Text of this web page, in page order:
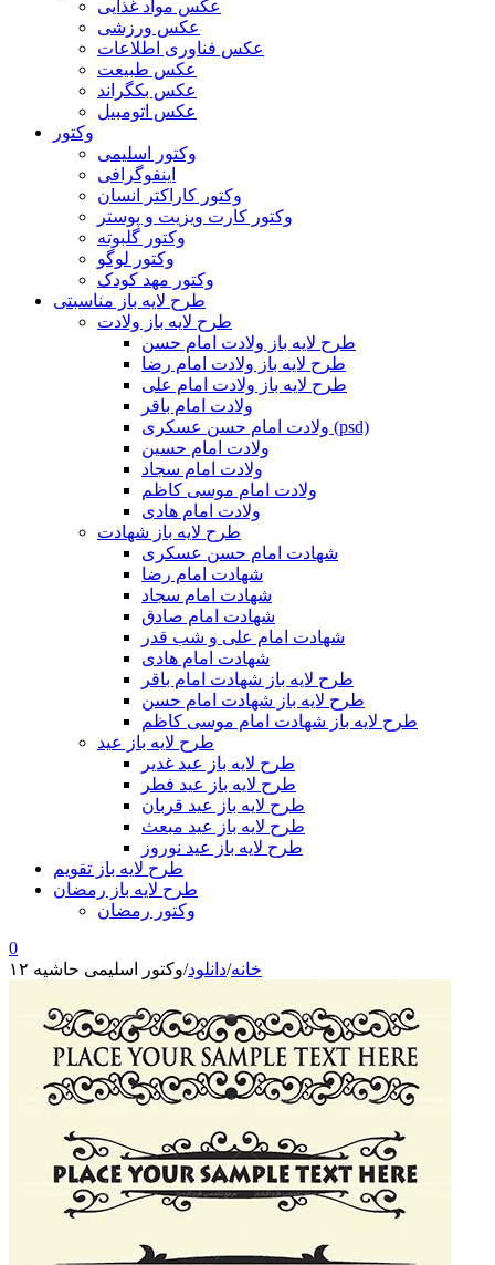
عکس مواد غذایی
عکس ورزشی
عکس فناوری اطلاعات
عکس طبیعت
عکس بکگراند
عکس اتومبیل
وکتور
وکتور اسلیمی
اینفوگرافی
وکتور کاراکتر انسان
وکتور کارت ویزیت و پوستر
وکتور گلبوته
وکتور لوگو
وکتور مهد کودک
طرح لایه باز مناسبتی
طرح لایه باز ولادت
طرح لایه باز ولادت امام حسن
طرح لایه باز ولادت امام رضا
طرح لایه باز ولادت امام علی
ولادت امام باقر
ولادت امام حسن عسکری (psd)
ولادت امام حسین
ولادت امام سجاد
ولادت امام موسی کاظم
ولادت امام هادی
طرح لایه باز شهادت
شهادت امام حسن عسکری
شهادت امام رضا
شهادت امام سجاد
شهادت امام صادق
شهادت امام علی و شب قدر
شهادت امام هادی
طرح لایه باز شهادت امام باقر
طرح لایه باز شهادت امام حسن
طرح لایه باز شهادت امام موسی کاظم
طرح لایه باز عید
طرح لایه باز عید غدیر
طرح لایه باز عید فطر
طرح لایه باز عید قربان
طرح لایه باز عید مبعث
طرح لایه باز عید نوروز
طرح لایه باز تقویم
طرح لایه باز رمضان
وکتور رمضان
0
خانه/دانلود/وکتور اسلیمی حاشیه ۱۲